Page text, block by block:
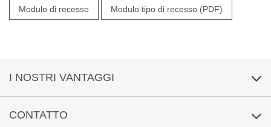
Modulo di recesso Modulo tipo di recesso (PDF)
I NOSTRI VANTAGGI
CONTATTO